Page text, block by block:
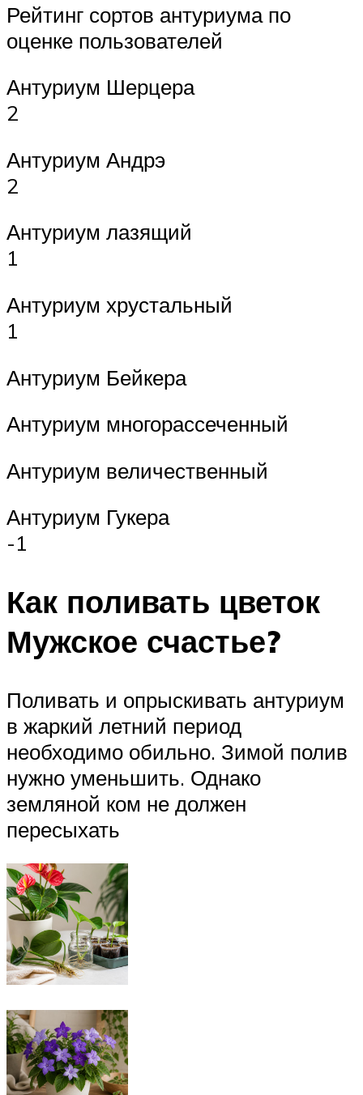
Рейтинг сортов антуриума по
оценке пользователей
Антуриум Шерцера
2
Антуриум Андрэ
2
Антуриум лазящий
1
Антуриум хрустальный
1
Антуриум Бейкера
Антуриум многорассеченный
Антуриум величественный
Антуриум Гукера
-1
Как поливать цветок
Мужское счастье?
Поливать и опрыскивать антуриум
в жаркий летний период
необходимо обильно. Зимой полив
нужно уменьшить. Однако
земляной ком не должен
пересыхать